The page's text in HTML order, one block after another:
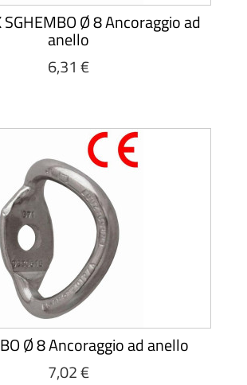
SGHEMBO Ø 8 Ancoraggio ad
anello
6,31 €
Ø 8 Ancoraggio ad anello
7,02 €